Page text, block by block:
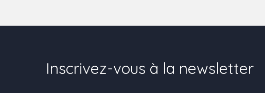
Inscrivez-vous à la newsletter